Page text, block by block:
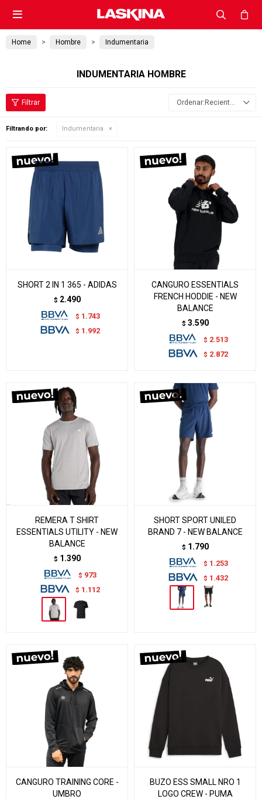

Home Hombre Indumentaria
INDUMENTARIA HOMBRE
Recientes
Filtrando por: Indumentaria
SHORT 2 IN 1 365 - ADIDAS
$ 2.490
$ 1.743
$ 1.992
CANGURO ESSENTIALS
FRENCH HODDIE - NEW
BALANCE
$ 3.590
$ 2.513
$ 2.872
REMERA T SHIRT
ESSENTIALS UTILITY - NEW
BALANCE
$ 1.390
$ 973
$ 1.112
SHORT SPORT UNILED
BRAND 7 - NEW BALANCE
$ 1.790
$ 1.253
$ 1.432
CANGURO TRAINING CORE -
UMBRO
BUZO ESS SMALL NRO 1
LOGO CREW - PUMA